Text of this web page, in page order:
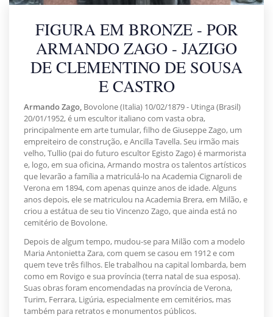
FIGURA EM BRONZE - POR
ARMANDO ZAGO - JAZIGO
DE CLEMENTINO DE SOUSA
E CASTRO
Armando Zago, Bovolone (Italia) 10/02/1879 - Utinga (Brasil)
20/01/1952, é um escultor italiano com vasta obra,
principalmente em arte tumular, filho de Giuseppe Zago, um
empreiteiro de construção, e Ancilla Tavella. Seu irmão mais
velho, Tullio (pai do futuro escultor Egisto Zago) é marmorista
e, logo, em sua oficina, Armando mostra os talentos artísticos
que levarão a família a matriculá-lo na Academia Cignaroli de
Verona em 1894, com apenas quinze anos de idade. Alguns
anos depois, ele se matriculou na Academia Brera, em Milão, e
criou a estátua de seu tio Vincenzo Zago, que ainda está no
cemitério de Bovolone.
Depois de algum tempo, mudou-se para Milão com a modelo
Maria Antonietta Zara, com quem se casou em 1912 e com
quem teve três filhos. Ele trabalhou na capital lombarda, bem
como em Rovigo e sua província (terra natal de sua esposa).
Suas obras foram encomendadas na província de Verona,
Turim, Ferrara, Ligúria, especialmente em cemitérios, mas
também para retratos e monumentos públicos.